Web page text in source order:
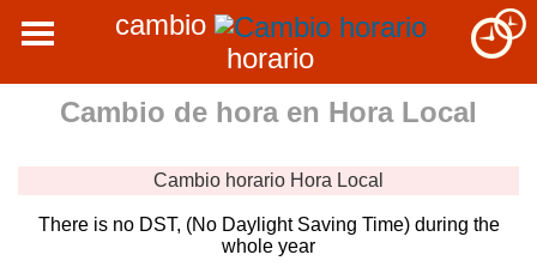
cambio
horario
Cambio de hora en Hora Local
Cambio horario Hora Local
There is no DST, (No Daylight Saving Time) during the
whole year